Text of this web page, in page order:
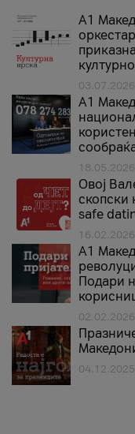
А1
03.07.2026
A1
18.05.2026
Овој
скопски
safe
16.02.2026
А1
Подари
02.02.2026
04.12.2025